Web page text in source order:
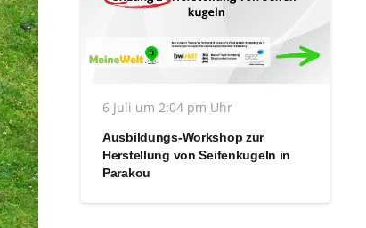
6 Juli um 2:04 pm Uhr
Ausbildungs-Workshop zur
Herstellung von Seifenkugeln in
Parakou